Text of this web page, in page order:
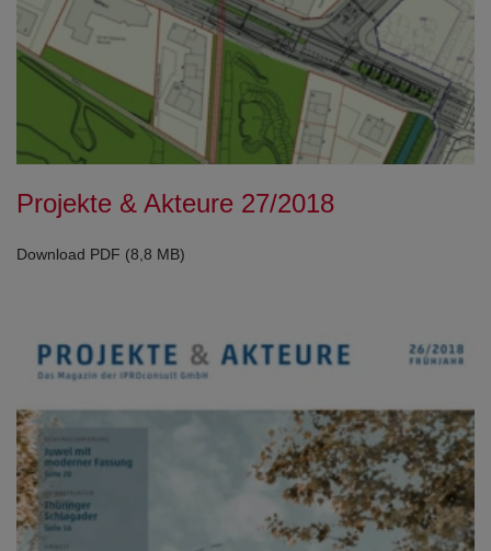
Projekte & Akteure 27/2018
Download PDF (8,8 MB)